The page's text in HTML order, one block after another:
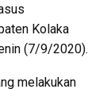
Kolaka
(7/9/2020).
melakukan